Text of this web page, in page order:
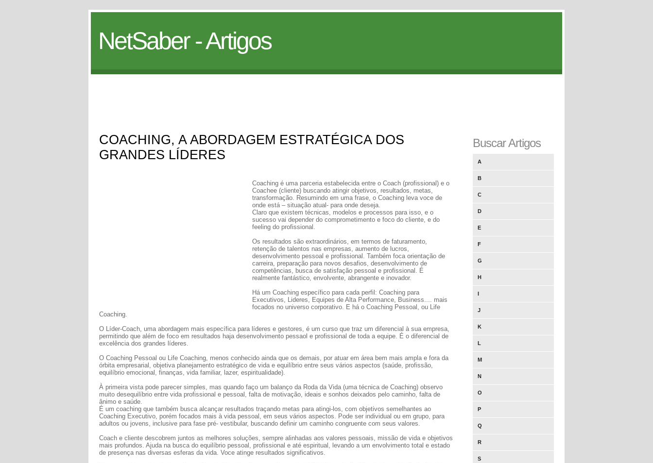
NetSaber - Artigos
COACHING, A ABORDAGEM ESTRATÉGICA DOS
GRANDES LÍDERES
Coaching é uma parceria estabelecida entre o Coach (profissional) e o
Coachee (cliente) buscando atingir objetivos, resultados, metas,
transformação. Resumindo em uma frase, o Coaching leva voce de
onde está – situação atual- para onde deseja.
Claro que existem técnicas, modelos e processos para isso, e o
sucesso vai depender do comprometimento e foco do cliente, e do
feeling do profissional.
Os resultados são extraordinários, em termos de faturamento,
retenção de talentos nas empresas, aumento de lucros,
desenvolvimento pessoal e profissional. Também foca orientação de
carreira, preparação para novos desafios, desenvolvimento de
competências, busca de satisfação pessoal e profissional. É
realmente fantástico, envolvente, abrangente e inovador.
Há um Coaching específico para cada perfil: Coaching para
Executivos, Lideres, Equipes de Alta Performance, Business.... mais
focados no universo corporativo. E há o Coaching Pessoal, ou Life
Coaching.
O Líder-Coach, uma abordagem mais específica para líderes e gestores, é um curso que traz um diferencial à sua empresa,
permitindo que além de foco em resultados haja desenvolvimento pessaol e profissional de toda a equipe. É o diferencial de
excelência dos grandes líderes.
O Coaching Pessoal ou Life Coaching, menos conhecido ainda que os demais, por atuar em área bem mais ampla e fora da
órbita empresarial, objetiva planejamento estratégico de vida e equilíbrio entre seus vários aspectos (saúde, profissão,
equilíbrio emocional, finanças, vida familiar, lazer, espiritualidade).
À primeira vista pode parecer simples, mas quando faço um balanço da Roda da Vida (uma técnica de Coaching) observo
muito desequilíbrio entre vida profissional e pessoal, falta de motivação, ideais e sonhos deixados pelo caminho, falta de
ânimo e saúde.
É um coaching que também busca alcançar resultados traçando metas para atingi-los, com objetivos semelhantes ao
Coaching Executivo, porém focados mais à vida pessoal, em seus vários aspectos. Pode ser individual ou em grupo, para
adultos ou jovens, inclusive para fase pré- vestibular, buscando definir um caminho congruente com seus valores.
Coach e cliente descobrem juntos as melhores soluções, sempre alinhadas aos valores pessoais, missão de vida e objetivos
mais profundos. Ajuda na busca do equilíbrio pessoal, profissional e até espiritual, levando a um envolvimento total e estado
de presença nas diversas esferas da vida. Voce atinge resultados significativos.
Buscar Artigos
A
B
C
D
E
F
G
H
I
J
K
L
M
N
O
P
Q
R
S